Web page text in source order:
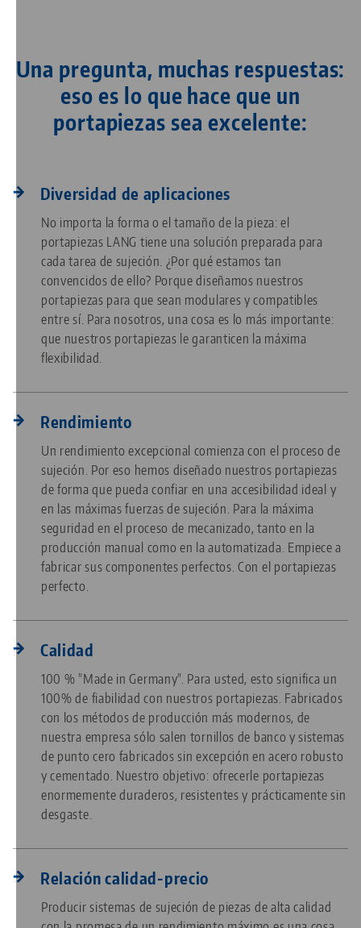
Una pregunta, muchas respuestas:
eso es lo que hace que un
portapiezas sea excelente:
Diversidad de aplicaciones
No importa la forma o el tamaño de la pieza: el
portapiezas LANG tiene una solución preparada para
cada tarea de sujeción. ¿Por qué estamos tan
convencidos de ello? Porque diseñamos nuestros
portapiezas para que sean modulares y compatibles
entre sí. Para nosotros, una cosa es lo más importante:
que nuestros portapiezas le garanticen la máxima
flexibilidad.
Rendimiento
Un rendimiento excepcional comienza con el proceso de
sujeción. Por eso hemos diseñado nuestros portapiezas
de forma que pueda confiar en una accesibilidad ideal y
en las máximas fuerzas de sujeción. Para la máxima
seguridad en el proceso de mecanizado, tanto en la
producción manual como en la automatizada. Empiece a
fabricar sus componentes perfectos. Con el portapiezas
perfecto.
Calidad
100 % "Made in Germany". Para usted, esto significa un
100% de fiabilidad con nuestros portapiezas. Fabricados
con los métodos de producción más modernos, de
nuestra empresa sólo salen tornillos de banco y sistemas
de punto cero fabricados sin excepción en acero robusto
y cementado. Nuestro objetivo: ofrecerle portapiezas
enormemente duraderos, resistentes y prácticamente sin
desgaste.
Relación calidad-precio
Producir sistemas de sujeción de piezas de alta calidad